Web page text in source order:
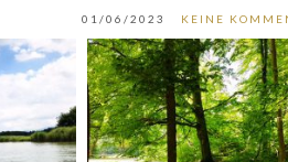
01/06/2023 KEINE